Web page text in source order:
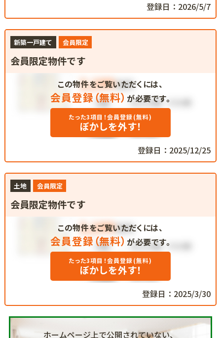
登録日：2026/5/7
新築一戸建て 会員限定
会員限定物件です
この物件をご覧いただくには、
会員登録（無料） が必要です。
たった3項目！会員登録(無料)
ぼかしを外す！
登録日：2025/12/25
土地 会員限定
会員限定物件です
この物件をご覧いただくには、
会員登録（無料） が必要です。
たった3項目！会員登録(無料)
ぼかしを外す！
登録日：2025/3/30
ホームページ上で公開されていない、